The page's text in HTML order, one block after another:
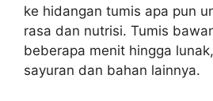
ke hidangan tumis apa pun
rasa dan nutrisi. Tumis
beberapa menit hingga
sayuran dan bahan lainnya.